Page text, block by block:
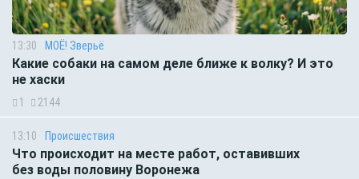
13:30 МОЁ! Зверьё
Какие собаки на самом деле ближе к волку? И это
не хаски
1 2144
13:10 Происшествия
Что происходит на месте работ, оставивших
без воды половину Воронежа